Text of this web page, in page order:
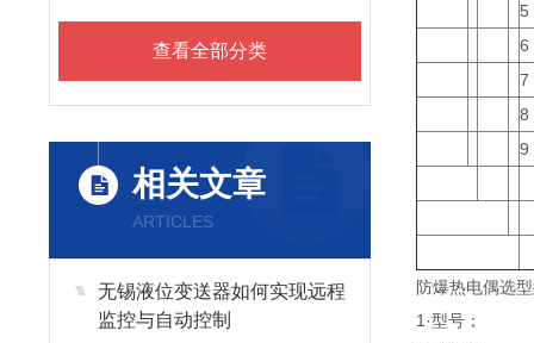
查看全部分类
相关文章
ARTICLES
无锡液位变送器如何实现远程
监控与自动控制
5
6
7
8
9
防爆热电偶选
1·型号；